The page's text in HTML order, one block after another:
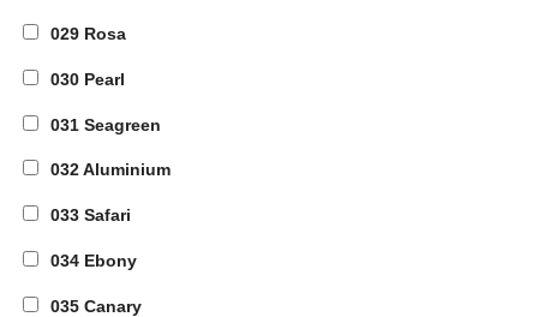
029 Rosa
030 Pearl
031 Seagreen
032 Aluminium
033 Safari
034 Ebony
035 Canary